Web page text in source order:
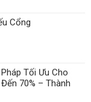
Cổng
Tối Ưu Cho
70% – Thành